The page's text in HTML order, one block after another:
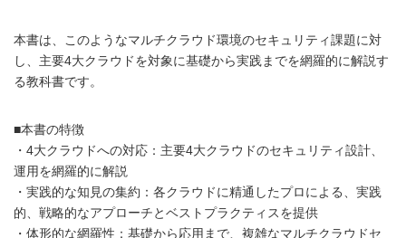
本書は、このようなマルチクラウド環境のセキュリティ課題に対
し、主要4大クラウドを対象に基礎から実践までを網羅的に解説す
る教科書です。
■本書の特徴
・4大クラウドへの対応：主要4大クラウドのセキュリティ設計、
運用を網羅的に解説
・実践的な知見の集約：各クラウドに精通したプロによる、実践
的、戦略的なアプローチとベストプラクティスを提供
・体形的な網羅性：基礎から応用まで、複雑なマルチクラウドセ